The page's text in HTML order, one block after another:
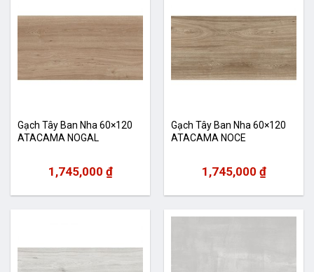
Gạch Tây Ban Nha 60×120
ATACAMA NOGAL
1,745,000 ₫
Gạch Tây Ban Nha 60×120
ATACAMA NOCE
1,745,000 ₫